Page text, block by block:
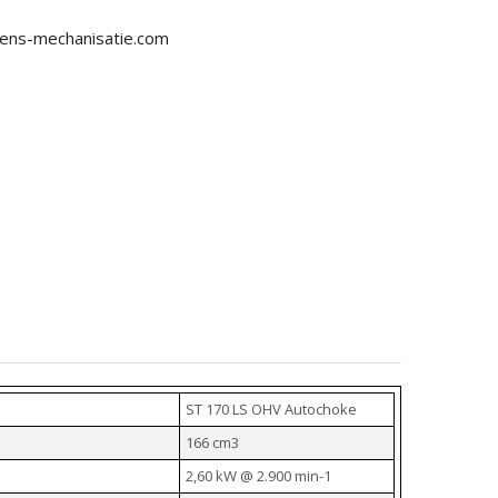
mechanisatie.com
ST 170 LS OHV Autochoke
166 cm3
2,60 kW @ 2.900 min-1